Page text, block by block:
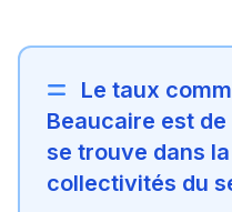
Le taux
Beaucaire est
se trouve dans
collectivités du